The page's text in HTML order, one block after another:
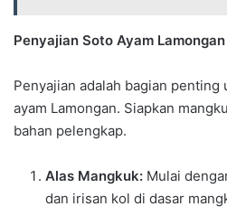
Penyajian Soto Ayam
Penyajian adalah bagian
ayam Lamongan. Siapkan
bahan pelengkap.
Alas Mangkuk: Mulai
dan irisan kol di dasar